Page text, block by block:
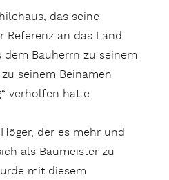
das seine
Referenz an das Land
dem Bauherrn zu seinem
seinem Beinamen
verholfen hatte.
der es mehr und
als Baumeister zu
mit diesem